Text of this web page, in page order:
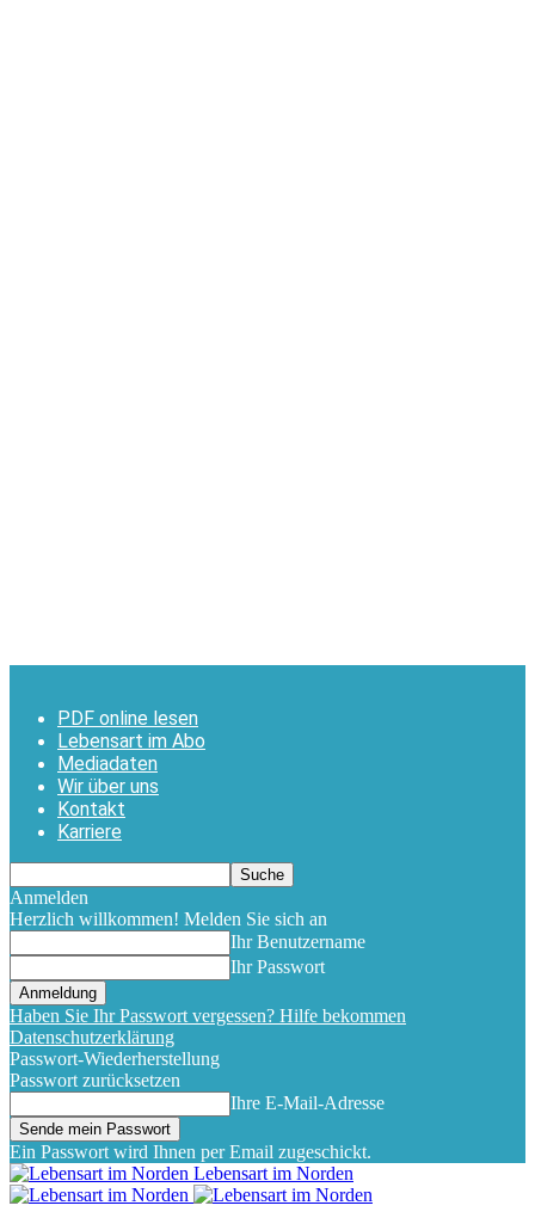
PDF online lesen
Lebensart im Abo
Mediadaten
Wir über uns
Kontakt
Karriere
Anmelden
Herzlich willkommen! Melden Sie sich an
Ihr Benutzername
Ihr Passwort
Haben Sie Ihr Passwort vergessen? Hilfe bekommen
Datenschutzerklärung
Passwort-Wiederherstellung
Passwort zurücksetzen
Ihre E-Mail-Adresse
Ein Passwort wird Ihnen per Email zugeschickt.
Lebensart im Norden